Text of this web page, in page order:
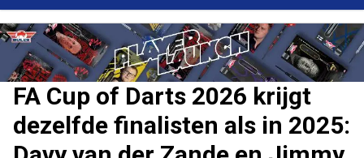
FA Cup of Darts 2026 krijgt
dezelfde finalisten als in 2025: